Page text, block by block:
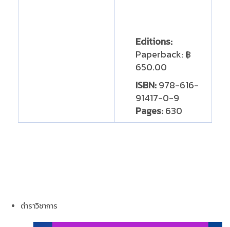
Editions:
Paperback: ฿
650.00
ISBN:978-616-
91417-0-9
Pages:630
ตำราวิชาการ